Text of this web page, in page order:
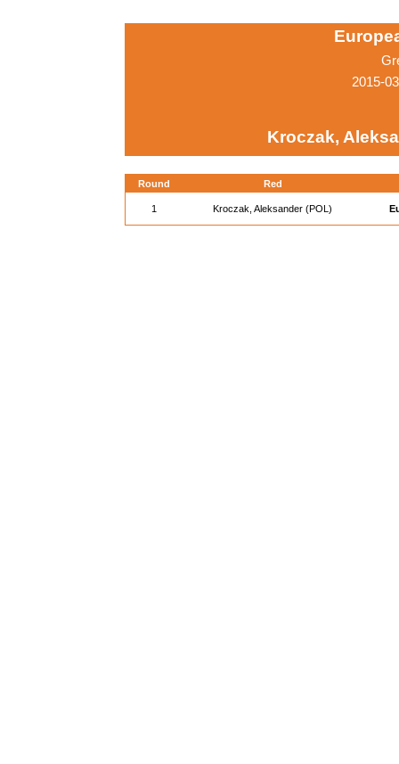
2015-
Kroczak,
Round Red
1 Kroczak, Aleksander (POL)